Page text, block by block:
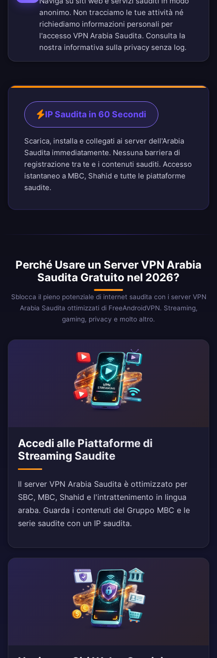
anonimo. Non tracciamo le tue attività né
richiediamo informazioni personali per
l'accesso VPN Arabia Saudita. Consulta la
nostra informativa sulla privacy senza log.
IP Saudita in 60 Secondi
Scarica, installa e collegati ai server dell'Arabia
Saudita immediatamente. Nessuna barriera di
registrazione tra te e i contenuti sauditi. Accesso
istantaneo a MBC, Shahid e tutte le piattaforme
saudite.
Perché Usare un Server VPN Arabia
Saudita Gratuito nel 2026?
Sblocca il pieno potenziale di internet saudita con i server VPN
Arabia Saudita ottimizzati di FreeAndroidVPN. Streaming,
gaming, privacy e molto altro.
Accedi alle Piattaforme di
Streaming Saudite
Il server VPN Arabia Saudita è ottimizzato per
SBC, MBC, Shahid e l'intrattenimento in lingua
araba. Guarda i contenuti del Gruppo MBC e le
serie saudite con un IP saudita.